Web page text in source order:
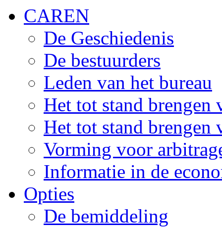
CAREN
De Geschiedenis
De bestuurders
Leden van het bureau
Het tot stand brengen
Het tot stand brengen
Vorming voor
Informatie in de
Opties
De bemiddeling